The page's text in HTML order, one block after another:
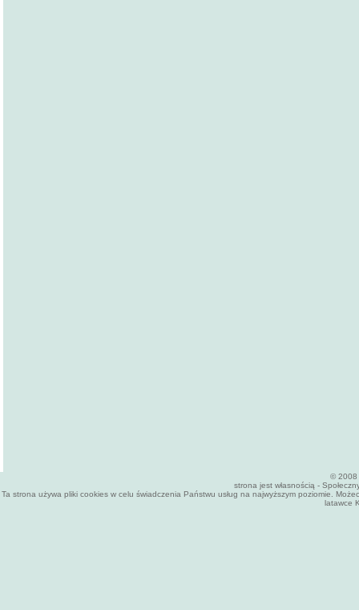
© 2008
strona jest własnością -
Ta strona używa pliki cookies w celu świadczenia Państwu usług na najwyższym poziomie.
latawce